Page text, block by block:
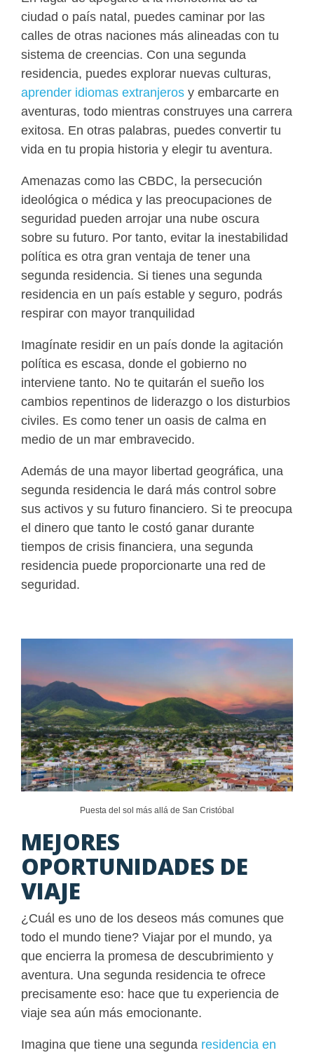
ciudad o país natal, puedes caminar por las
calles de otras naciones más alineadas con tu
sistema de creencias. Con una segunda
residencia, puedes explorar nuevas culturas,
aprender idiomas extranjeros y embarcarte en
aventuras, todo mientras construyes una carrera
exitosa. En otras palabras, puedes convertir tu
vida en tu propia historia y elegir tu aventura.
Amenazas como las CBDC, la persecución
ideológica o médica y las preocupaciones de
seguridad pueden arrojar una nube oscura
sobre su futuro. Por tanto, evitar la inestabilidad
política es otra gran ventaja de tener una
segunda residencia. Si tienes una segunda
residencia en un país estable y seguro, podrás
respirar con mayor tranquilidad
Imagínate residir en un país donde la agitación
política es escasa, donde el gobierno no
interviene tanto. No te quitarán el sueño los
cambios repentinos de liderazgo o los disturbios
civiles. Es como tener un oasis de calma en
medio de un mar embravecido.
Además de una mayor libertad geográfica, una
segunda residencia le dará más control sobre
sus activos y su futuro financiero. Si te preocupa
el dinero que tanto le costó ganar durante
tiempos de crisis financiera, una segunda
residencia puede proporcionarte una red de
seguridad.
Puesta del sol más allá de San Cristóbal
MEJORES
OPORTUNIDADES DE
VIAJE
¿Cuál es uno de los deseos más comunes que
todo el mundo tiene? Viajar por el mundo, ya
que encierra la promesa de descubrimiento y
aventura. Una segunda residencia te ofrece
precisamente eso: hace que tu experiencia de
viaje sea aún más emocionante.
Imagina que tiene una segunda residencia en